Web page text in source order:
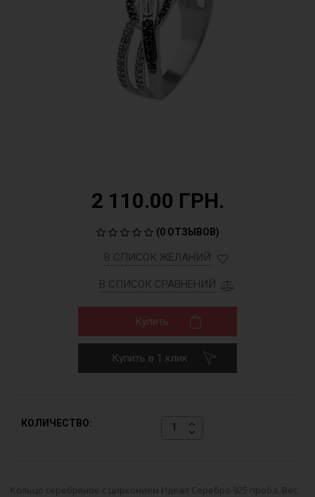
2 110.00 ГРН.
(0 ОТЗЫВОВ)
В СПИСОК ЖЕЛАНИЙ
В СПИСОК СРАВНЕНИЙ
Купить
Купить в 1 клик
КОЛИЧЕСТВО:
Кольцо серебряное с цирконием Идеал Серебро 925 проба. Вес